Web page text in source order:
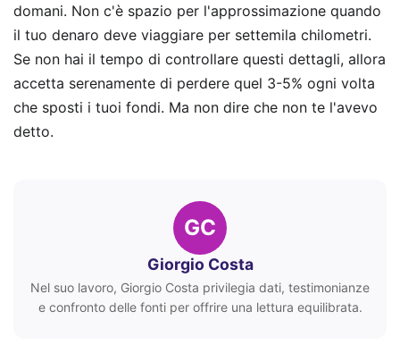
domani. Non c'è spazio per l'approssimazione quando
il tuo denaro deve viaggiare per settemila chilometri.
Se non hai il tempo di controllare questi dettagli, allora
accetta serenamente di perdere quel 3-5% ogni volta
che sposti i tuoi fondi. Ma non dire che non te l'avevo
detto.
GC
Giorgio Costa
Nel suo lavoro, Giorgio Costa privilegia dati, testimonianze
e confronto delle fonti per offrire una lettura equilibrata.